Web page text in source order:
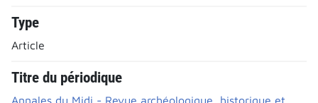
Type
Article
Titre du périodique
Annales du Midi - Revue archéologique, historique et